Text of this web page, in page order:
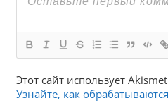
Этот сайт использует
Узнайте, как